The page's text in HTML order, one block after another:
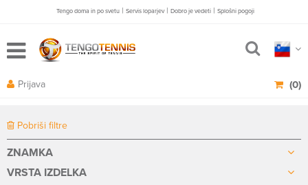
Tengo doma in po svetu | Servis loparjev | Dobro je vedeti | Splošni pogoji
(0)
Prijava
Pobriši filtre
ZNAMKA
VRSTA IZDELKA